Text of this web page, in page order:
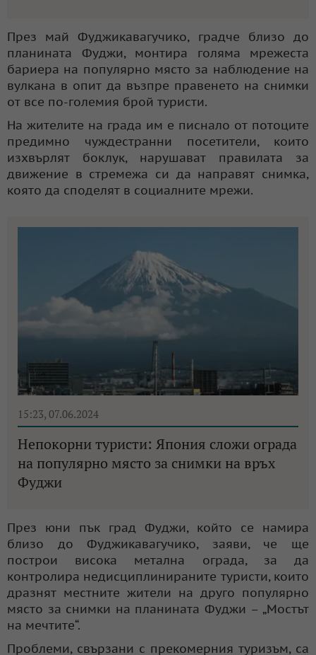
През май Фуджикавагучико, градче близо до
планината Фуджи, монтира голяма мрежеста
бариера на популярно място за наблюдение на
вулкана в опит да възпре правенето на снимки
от все по-големия брой туристи.
На жителите на града им е писнало от потоците
предимно чуждестранни посетители, които
изхвърлят боклук, нарушават правилата за
движение в стремежа си да направят снимка,
която да споделят в социалните мрежи.
15:23, 07.06.2024
Непокорни туристи: Япония сложи ограда
на популярно място за снимки на връх
Фуджи
През юни пък град Фуджи, който се намира
близо до Фуджикавагучико, заяви, че ще
построи висока метална ограда, за да
контролира недисциплинираните туристи, които
дразнят местните жители на друго популярно
място за снимки на планината Фуджи – „Мостът
на мечтите“.
Проблеми, свързани с прекомерния туризъм, са